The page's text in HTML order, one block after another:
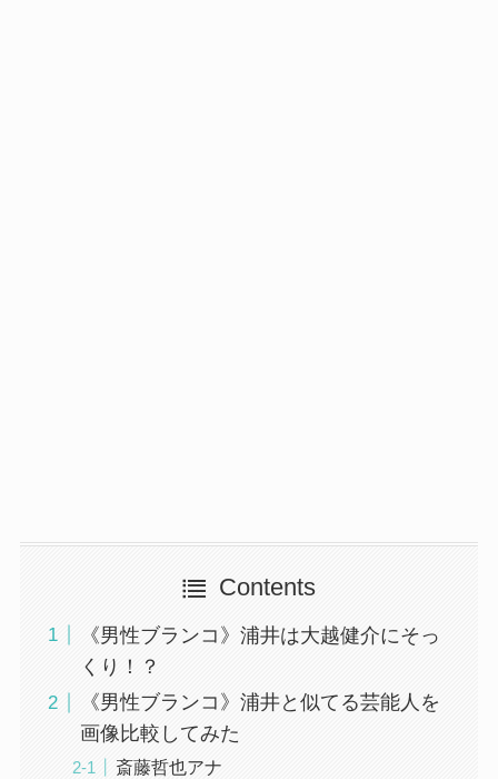
Contents
《男性ブランコ》浦井は大越健介にそっ
くり！？
《男性ブランコ》浦井と似てる芸能人を
画像比較してみた
斎藤哲也アナ